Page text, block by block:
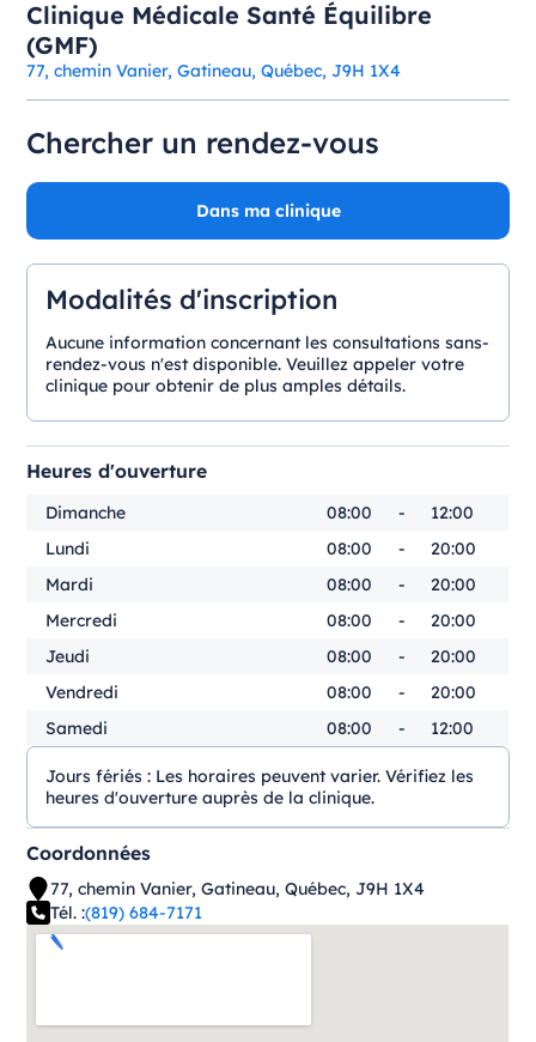
Clinique Médicale Santé Équilibre
(GMF)
77, chemin Vanier, Gatineau, Québec, J9H 1X4
Chercher un rendez-vous
Dans ma clinique
Modalités d'inscription
Aucune information concernant les consultations sans-
rendez-vous n'est disponible. Veuillez appeler votre
clinique pour obtenir de plus amples détails.
Heures d'ouverture
Dimanche 08:00 -
12:00
Lundi
08:00 -
20:00
Mardi
08:00 -
20:00
Mercredi
08:00 -
20:00
Jeudi
08:00 -
20:00
Vendredi
08:00 -
20:00
Samedi
08:00 - 12:00
Jours fériés : Les horaires peuvent varier. Vérifiez les
heures d'ouverture auprès de la clinique.
Coordonnées
77, chemin Vanier, Gatineau, Québec, J9H 1X4
Tél. :(819) 684-7171